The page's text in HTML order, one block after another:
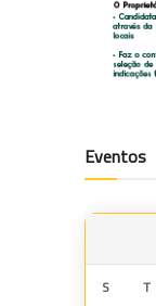
Eventos
S T